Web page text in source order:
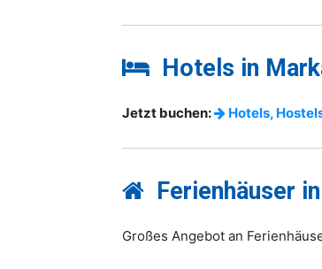
Hotels in
Jetzt buchen: Hotels,
Ferienhäuser
Großes Angebot an